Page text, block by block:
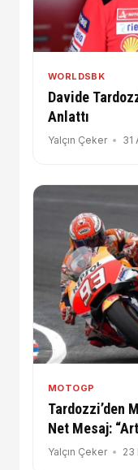
WORLDSBK
Davide
Anlattı
Yalçın Çeker 31
MOTOGP
Tardozzi’den
Net Mesaj:
Bırakmalılar”
Yalçın Çeker 23